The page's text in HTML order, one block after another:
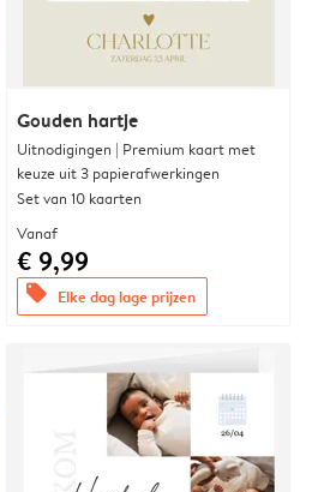
Gouden hartje
Uitnodigingen | Premium kaart met
keuze uit 3 papierafwerkingen
Set van 10 kaarten
Vanaf
€ 9,99
offers Elke dag lage prijzen